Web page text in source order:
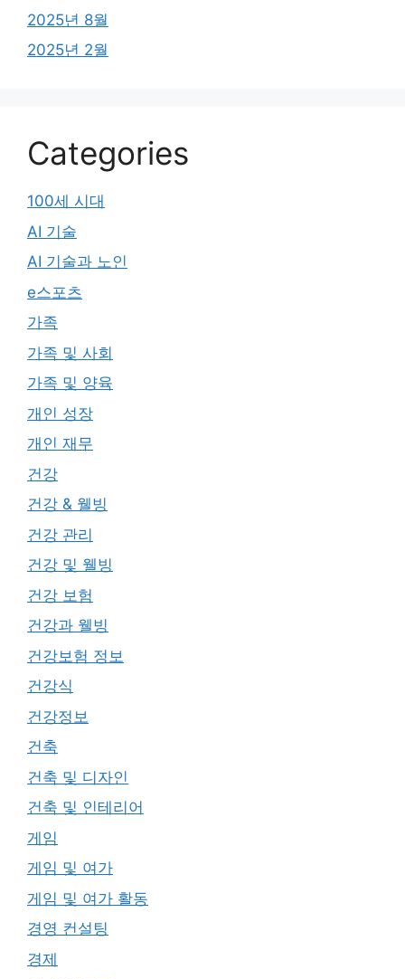
2025년 8월
2025년 2월
Categories
100세 시대
AI 기술
AI 기술과 노인
e스포츠
가족
가족 및 사회
가족 및 양육
개인 성장
개인 재무
건강
건강 & 웰빙
건강 관리
건강 및 웰빙
건강 보험
건강과 웰빙
건강보험 정보
건강식
건강정보
건축
건축 및 디자인
건축 및 인테리어
게임
게임 및 여가
게임 및 여가 활동
경영 컨설팅
경제